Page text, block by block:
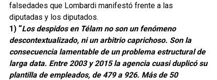
falsedades que Lombardi manifestó frente a las
diputadas y los diputados.
1) “Los despidos en Télam no son un fenómeno
descontextualizado, ni un arbitrio caprichoso. Son la
consecuencia lamentable de un problema estructural de
larga data. Entre 2003 y 2015 la agencia cuasi duplicó su
plantilla de empleados, de 479 a 926. Más de 50